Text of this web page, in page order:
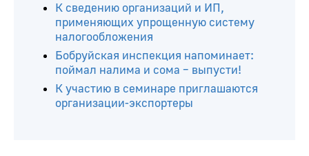
К сведению организаций и ИП,
применяющих упрощенную систему
налогообложения
Бобруйская инспекция напоминает:
поймал налима и сома – выпусти!
К участию в семинаре приглашаются
организации-экспортеры